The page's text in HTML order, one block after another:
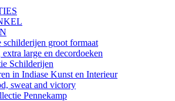
groot formaat
large en decordoeken
Schilderijen
in Indiase Kunst en Interieur
sweat and victory
Pennekamp